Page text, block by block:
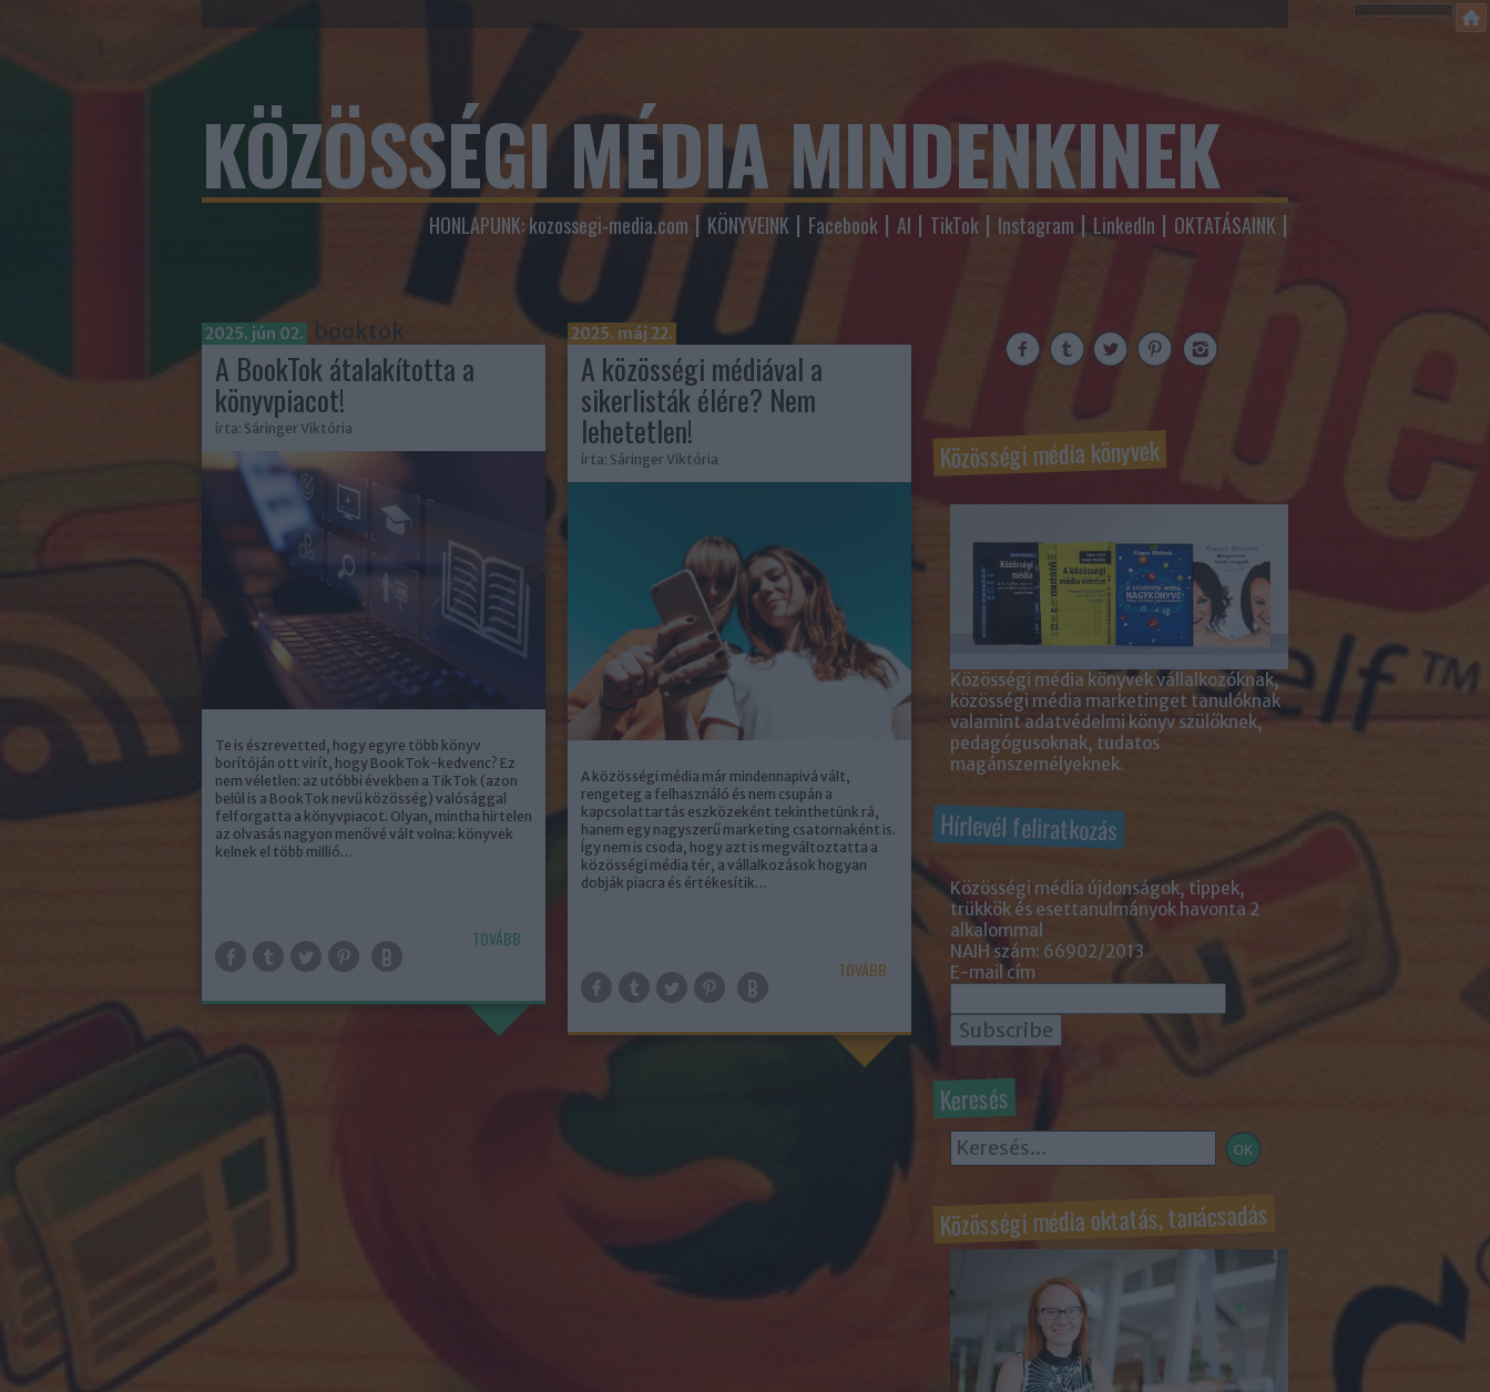
KÖZÖSSÉGI MÉDIA MINDENKINEK
HONLAPUNK: kozossegi-media.com KÖNYVEINK Facebook AI TikTok Instagram LinkedIn OKTATÁSAINK
Címkék» booktok
2025. jún 02.
A BookTok átalakította a
könyvpiacot!
írta: Sáringer Viktória
Te is észrevetted, hogy egyre több könyv
borítóján ott virít, hogy BookTok-kedvenc? Ez
nem véletlen: az utóbbi években a TikTok (azon
belül is a BookTok nevű közösség) valósággal
felforgatta a könyvpiacot. Olyan, mintha hirtelen
az olvasás nagyon menővé vált volna: könyvek
kelnek el több millió…
TOVÁBB
2025. máj 22.
A közösségi médiával a
sikerlisták élére? Nem
lehetetlen!
írta: Sáringer Viktória
A közösségi média már mindennapivá vált,
rengeteg a felhasználó és nem csupán a
kapcsolattartás eszközeként tekinthetünk rá,
hanem egy nagyszerű marketing csatornaként is.
Így nem is csoda, hogy azt is megváltoztatta a
közösségi média tér, a vállalkozások hogyan
dobják piacra és értékesítik…
TOVÁBB
Közösségi média könyvek
Közösségi média könyvek vállalkozóknak,
közösségi média marketinget tanulóknak
valamint adatvédelmi könyv szülőknek,
pedagógusoknak, tudatos
magánszemélyeknek.
Hírlevél feliratkozás
Közösségi média újdonságok, tippek,
trükkök és esettanulmányok havonta 2
alkalommal
NAIH szám: 66902/2013
E-mail cím
Keresés
Közösségi média oktatás, tanácsadás